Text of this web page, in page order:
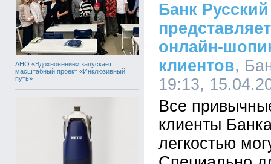
АНО «Вдохновение» запускает
масштабный проект «Инклюзивный
путь»
Банк
онлайн-
клиентов,
19:13,
Все
клиенты
легкостью